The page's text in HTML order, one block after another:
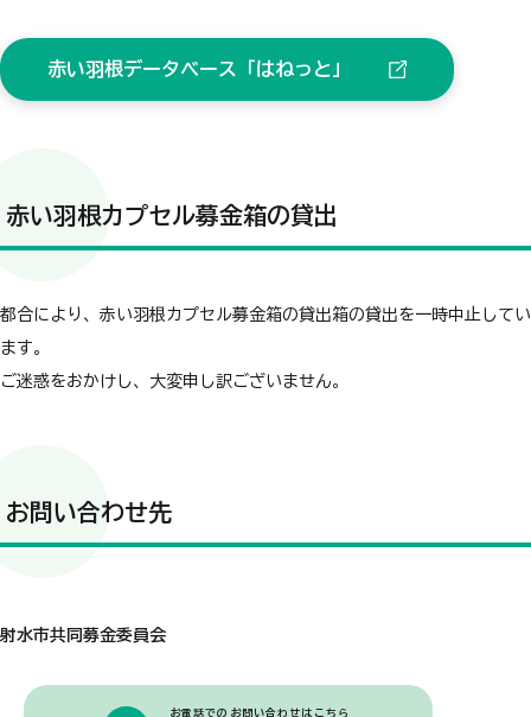
赤い羽根データベース「はねっと」
赤い羽根カプセル募金箱の貸出
都合により、赤い羽根カプセル募金箱の貸出箱の貸出を一時中止してい
ます。
ご迷惑をおかけし、大変申し訳ございません。
お問い合わせ先
射水市共同募金委員会
お電話でのお問い合わせはこちら